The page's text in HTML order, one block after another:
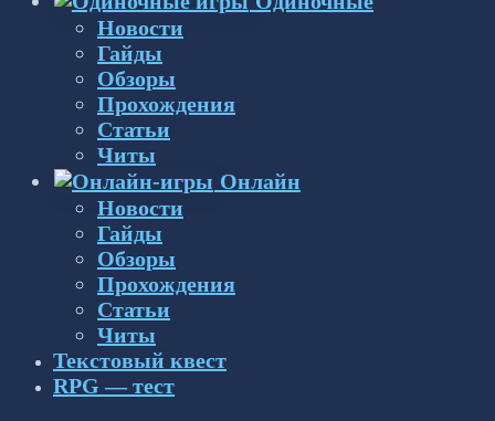
Новости
Гайды
Обзоры
Прохождения
Статьи
Читы
Онлайн
Новости
Гайды
Обзоры
Прохождения
Статьи
Читы
Текстовый квест
RPG — тест